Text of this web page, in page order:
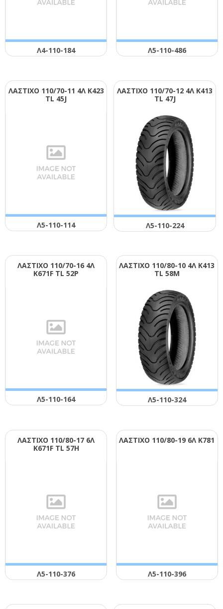
Λ4-110-184 Λ5-110-486
ΛΑΣΤΙΧΟ 110/70-11 4Λ Κ423
ΤL 45J
Λ5-110-114
ΛΑΣΤΙΧΟ 110/70-12 4Λ Κ413
ΤL 47J
Λ5-110-224
ΛΑΣΤΙΧΟ 110/70-16 4Λ
Κ671F ΤL 52Ρ
Λ5-110-164
ΛΑΣΤΙΧΟ 110/80-10 4Λ Κ413
ΤL 58Μ
Λ5-110-324
ΛΑΣΤΙΧΟ 110/80-17 6Λ
Κ671F ΤL 57Η
Λ5-110-376
ΛΑΣΤΙΧΟ 110/80-19 6Λ Κ781
Λ5-110-396